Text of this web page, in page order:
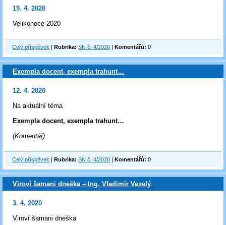
19. 4. 2020
Velikonoce 2020
Celý příspěvek |Rubrika: SN č. 4/2020 |Komentářů: 0
Exempla docent, exempla trahunt…
12. 4. 2020
Na aktuální téma
Exempla docent, exempla trahunt…
(Komentář)
Celý příspěvek |Rubrika: SN č. 4/2020 |Komentářů: 0
Viroví šamani dneška ‒ Ing. Vladimír Veselý
3. 4. 2020
Viroví šamani dneška